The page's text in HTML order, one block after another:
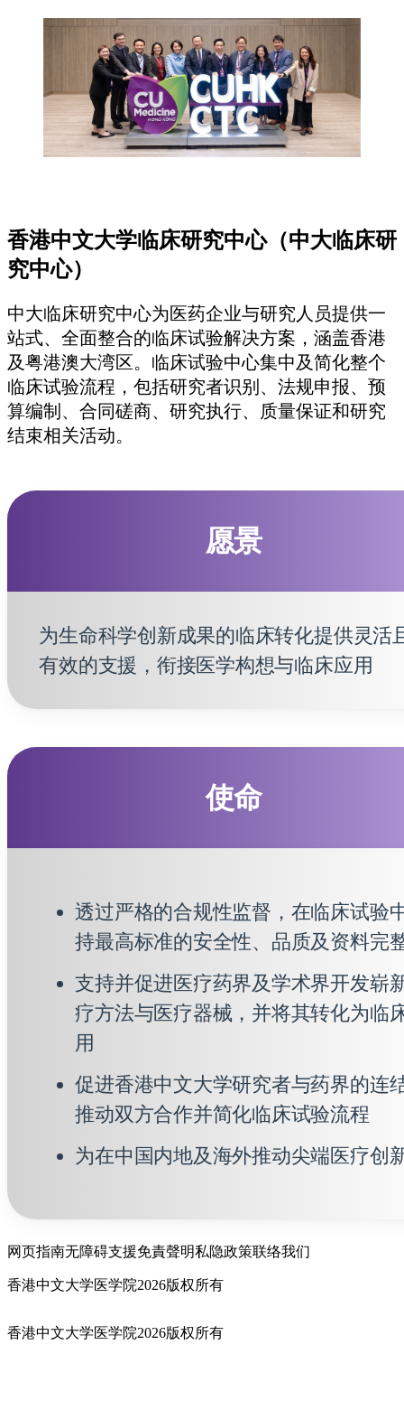
香港中文大学临床研究中心（中大临床研
究中心）
中大临床研究中心为医药企业与研究人员提供一
站式、全面整合的临床试验解决方案，涵盖香港
及粤港澳大湾区。临床试验中心集中及简化整个
临床试验流程，包括研究者识别、法规申报、预
算编制、合同磋商、研究执行、质量保证和研究
结束相关活动。
愿景
为生命科学创新成果的临床转化提供灵活
有效的支援，衔接医学构想与临床应用
使命
透过严格的合规性监督，在临床试验
持最高标准的安全性、品质及资料完
支持并促进医疗药界及学术界开发崭
疗方法与医疗器械，并将其转化为临
用
促进香港中文大学研究者与药界的连
推动双方合作并简化临床试验流程
为在中国内地及海外推动尖端医疗创
网页指南无障碍支援免責聲明私隐政策联络我们
香港中文大学医学院2026版权所有
香港中文大学医学院2026版权所有